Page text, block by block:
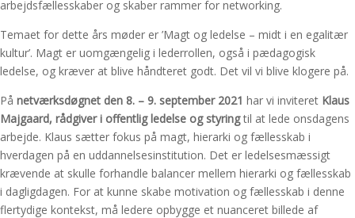
arbejdsfællesskaber og skaber rammer for networking.
Temaet for dette års møder er ’Magt og ledelse – midt i en egalitær
kultur’. Magt er uomgængelig i lederrollen, også i pædagogisk
ledelse, og kræver at blive håndteret godt. Det vil vi blive klogere på.
På netværksdøgnet den 8. – 9. september 2021 har vi inviteret Klaus
Majgaard, rådgiver i offentlig ledelse og styringtil at lede onsdagens
arbejde. Klaus sætter fokus på magt, hierarki og fællesskab i
hverdagen på en uddannelsesinstitution. Det er ledelsesmæssigt
krævende at skulle forhandle balancer mellem hierarki og fællesskab
i dagligdagen. For at kunne skabe motivation og fællesskab i denne
flertydige kontekst, må ledere opbygge et nuanceret billede af